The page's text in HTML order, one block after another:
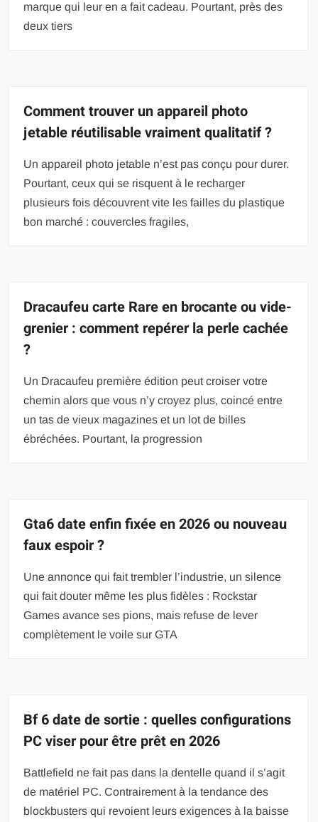
marque qui leur en a fait cadeau. Pourtant, près des
deux tiers
Comment trouver un appareil photo
jetable réutilisable vraiment qualitatif ?
Un appareil photo jetable n’est pas conçu pour durer.
Pourtant, ceux qui se risquent à le recharger
plusieurs fois découvrent vite les failles du plastique
bon marché : couvercles fragiles,
Dracaufeu carte Rare en brocante ou vide-
grenier : comment repérer la perle cachée
?
Un Dracaufeu première édition peut croiser votre
chemin alors que vous n’y croyez plus, coincé entre
un tas de vieux magazines et un lot de billes
ébréchées. Pourtant, la progression
Gta6 date enfin fixée en 2026 ou nouveau
faux espoir ?
Une annonce qui fait trembler l’industrie, un silence
qui fait douter même les plus fidèles : Rockstar
Games avance ses pions, mais refuse de lever
complètement le voile sur GTA
Bf 6 date de sortie : quelles configurations
PC viser pour être prêt en 2026
Battlefield ne fait pas dans la dentelle quand il s’agit
de matériel PC. Contrairement à la tendance des
blockbusters qui revoient leurs exigences à la baisse